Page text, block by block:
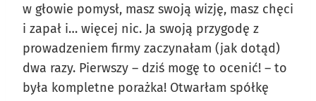
w głowie pomysł, masz swoją wizję, masz chęci
i zapał i… więcej nic. Ja swoją przygodę z
prowadzeniem firmy zaczynałam (jak dotąd)
dwa razy. Pierwszy – dziś mogę to ocenić! – to
była kompletne porażka! Otwarłam spółkę